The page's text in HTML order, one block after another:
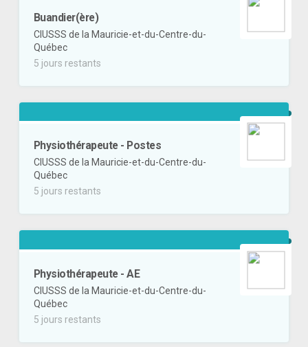
Buandier(ère)
CIUSSS de la Mauricie-et-du-Centre-du-
Québec
5 jours restants
Physiothérapeute - Postes
CIUSSS de la Mauricie-et-du-Centre-du-
Québec
5 jours restants
Physiothérapeute - AE
CIUSSS de la Mauricie-et-du-Centre-du-
Québec
5 jours restants